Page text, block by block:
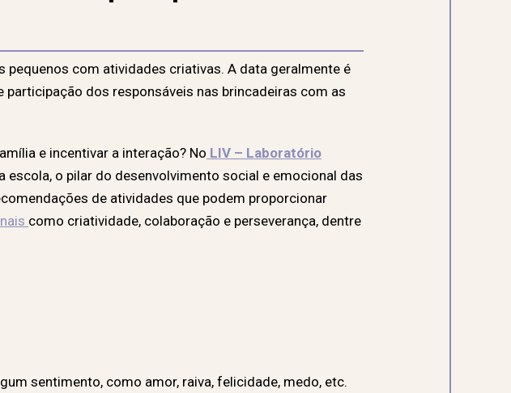
pequenos com atividades criativas. A data geralmente é
dos responsáveis nas brincadeiras com as
e incentivar a interação? No LIV – Laboratório
o pilar do desenvolvimento social e emocional das
de atividades que podem proporcionar
como criatividade, colaboração e perseverança, dentre
sentimento, como amor, raiva, felicidade, medo, etc.